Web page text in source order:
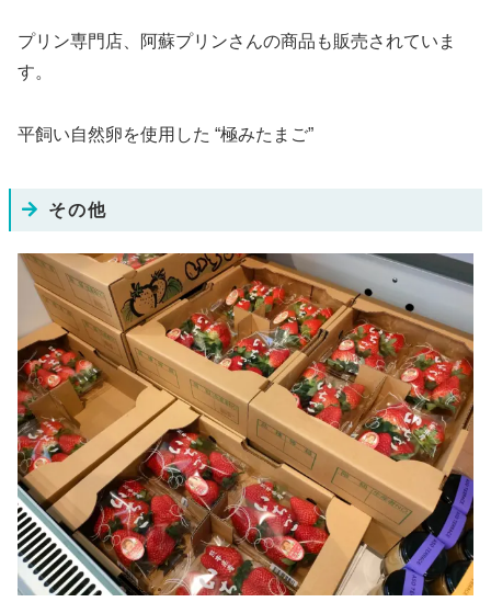
プリン専門店、阿蘇プリンさんの商品も販売されていま
す。
平飼い自然卵を使用した “極みたまご”
その他